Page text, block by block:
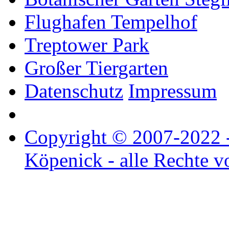
Flughafen Tempelhof
Treptower Park
Großer Tiergarten
Datenschutz Impressum
Copyright © 2007-2022
Köpenick - alle Rechte